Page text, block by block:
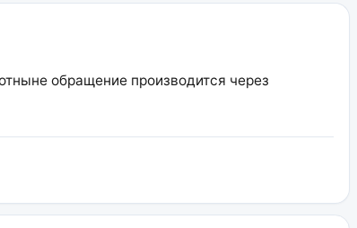
обращение производится через